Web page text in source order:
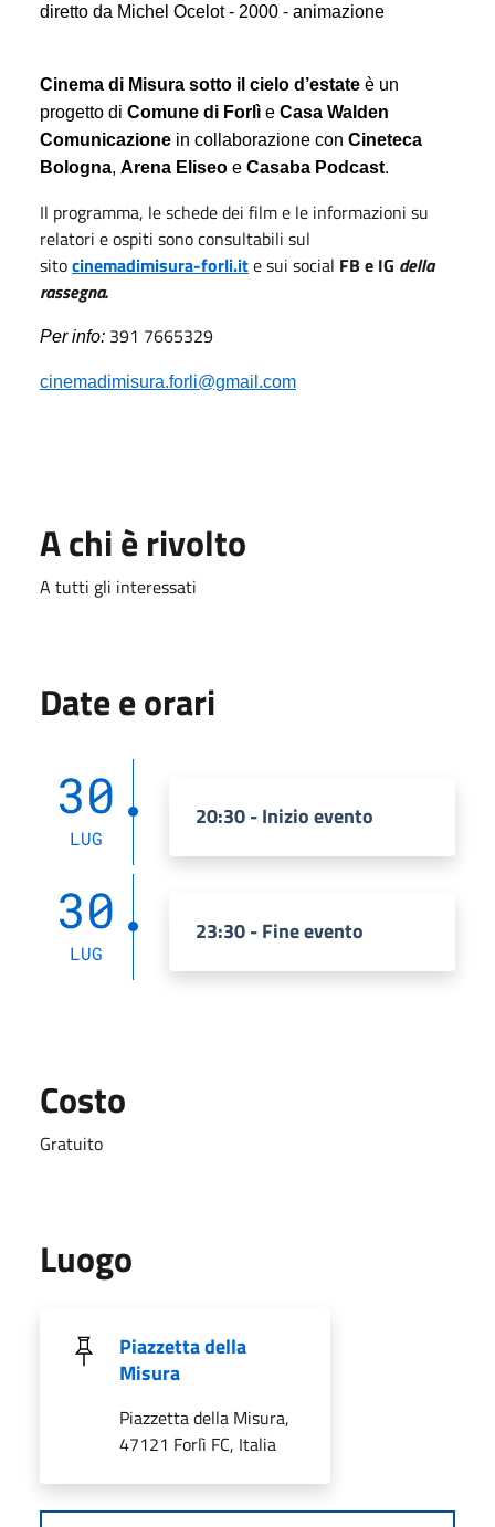
diretto da Michel Ocelot - 2000 - animazione
Cinema di Misura sotto il cielo d’estate è un
progetto di Comune di Forlì e Casa Walden
Comunicazione in collaborazione con Cineteca
Bologna, Arena Eliseo e Casaba Podcast.
Il programma, le schede dei film e le informazioni su
relatori e ospiti sono consultabili sul
sitocinemadimisura-forli.ite sui social FB e IG della
rassegna.
Per info: 391 7665329
cinemadimisura.forli@gmail.com
A chi è rivolto
A tutti gli interessati
Date e orari
30
LUG
20:30 - Inizio evento
30
LUG
23:30 - Fine evento
Costo
Gratuito
Luogo
Piazzetta della
Misura
Piazzetta della Misura,
47121 Forlì FC, Italia